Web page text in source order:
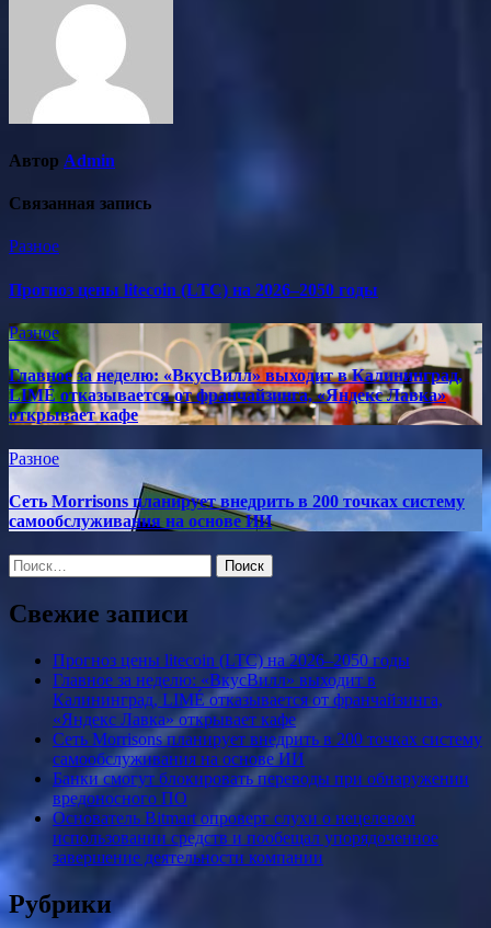
Автор Admin
Связанная запись
Разное
Прогноз цены litecoin (LTC) на 2026–2050 годы
Разное
Главное за неделю: «ВкусВилл» выходит в Калининград,
LIMÉ отказывается от франчайзинга, «Яндекс Лавка»
открывает кафе
Разное
Сеть Morrisons планирует внедрить в 200 точках систему
самообслуживания на основе ИИ
Найти:
Свежие записи
Прогноз цены litecoin (LTC) на 2026–2050 годы
Главное за неделю: «ВкусВилл» выходит в
Калининград, LIMÉ отказывается от франчайзинга,
«Яндекс Лавка» открывает кафе
Сеть Morrisons планирует внедрить в 200 точках систему
самообслуживания на основе ИИ
Банки смогут блокировать переводы при обнаружении
вредоносного ПО
Основатель Bitmart опроверг слухи о нецелевом
использовании средств и пообещал упорядоченное
завершение деятельности компании
Рубрики